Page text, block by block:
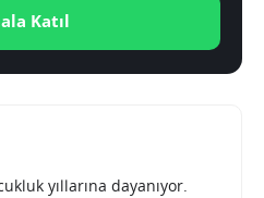
Katıl
yıllarına dayanıyor.